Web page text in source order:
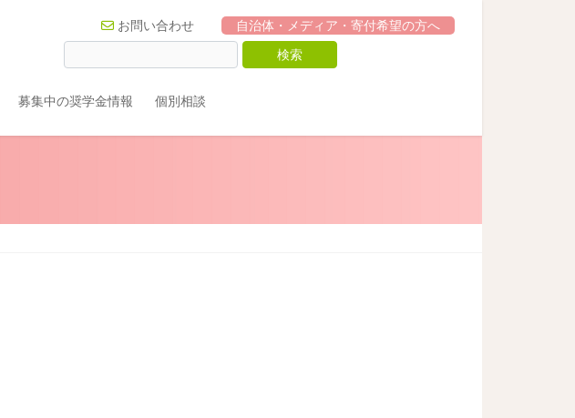
お問い合わせ 自治体・メディア・寄付希望の方へ
募集中の奨学金情報 個別相談